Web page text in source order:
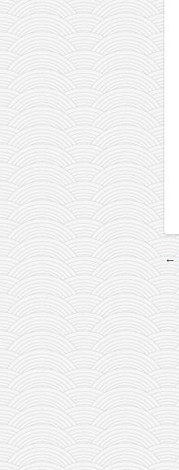
članarina
kontakt
besplatna e-knjiga
termini treninga
moja priča
moja priča
fotke
kontakt
←